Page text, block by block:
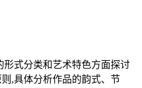
形式分类和艺术特色方面探讨
,具体分析作品的韵式、节